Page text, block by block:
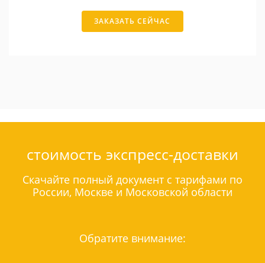
ЗАКАЗАТЬ СЕЙЧАС
стоимость экспресс-доставки
Скачайте полный документ с тарифами по
России, Москве и Московской области
Обратите внимание: